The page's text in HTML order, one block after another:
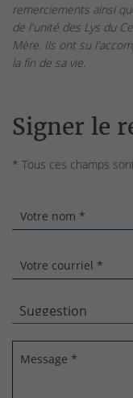
remerciements ainsi
de l'unité des Lys du
Mère. Ils ont su
la fin de sa vie.
Signer le
* Tous ces champs
Votre nom *
Votre courriel *
Message *